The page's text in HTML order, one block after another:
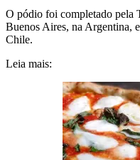
O pódio foi completado pela
Buenos Aires, na Argentina,
Chile.
Leia mais: